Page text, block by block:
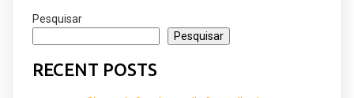
Pesquisar
Pesquisar
RECENT POSTS